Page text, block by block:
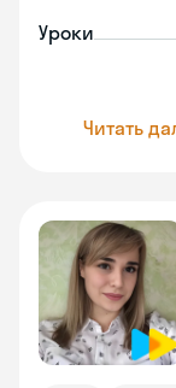
Уроки
Читать